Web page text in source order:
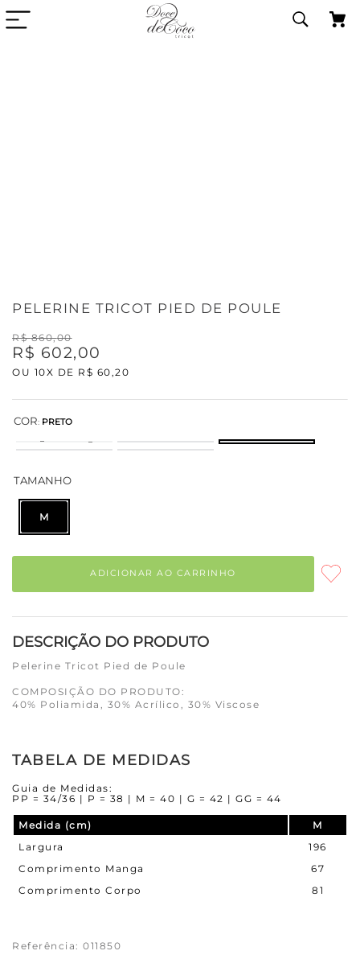
PELERINE TRICOT PIED DE POULE
R$ 860,00
R$ 602,00
OU 10X DE R$ 60 ,20
COR: PRETO
TAMANHO
M
ADICIONAR AO CARRINHO
DESCRIÇÃO DO PRODUTO
Pelerine Tricot Pied de Poule
COMPOSIÇÃO DO PRODUTO:
40% Poliamida, 30% Acrílico, 30% Viscose
TABELA DE MEDIDAS
Guia de Medidas:
PP = 34/36 | P = 38 | M = 40 | G = 42 | GG = 44
Medida (cm)
M
Largura
196
Comprimento Manga
67
Comprimento Corpo
81
Referência: 011850